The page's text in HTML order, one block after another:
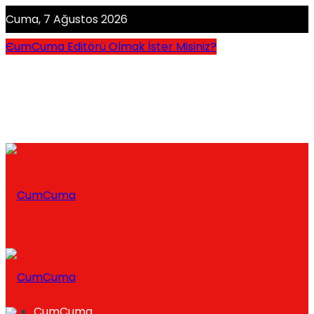
Cuma, 7 Ağustos 2026
CumCuma Editörü Olmak İster Misiniz?